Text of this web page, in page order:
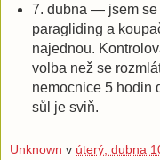
7. dubna — jsem
paragliding a
najednou.
volba než se
nemocnice 5 hodin
sůl je sviň.
Unknown v úterý, dubna